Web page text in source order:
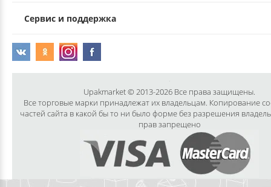
Сервис и поддержка
Upakmarket © 2013-2026 Все права защищены.
Все торговые марки принадлежат их владельцам. Копирование
частей сайта в какой бы то ни было форме без разрешения
прав запрещено